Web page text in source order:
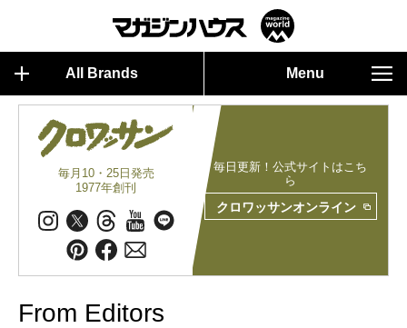
All Brands Menu
毎月10・25日発売
1977年創刊
毎日更新！公式サイトはこち
ら
クロワッサンオンライン
From Editors